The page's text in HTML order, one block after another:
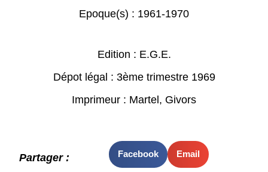
Epoque(s) : 1961-1970
Edition : E.G.E.
Dépot légal : 3ème trimestre 1969
Imprimeur : Martel, Givors
Partager : Facebook Email